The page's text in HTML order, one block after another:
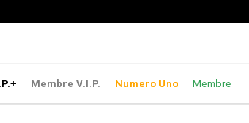
Membre V.I.P. Numero Uno Membre